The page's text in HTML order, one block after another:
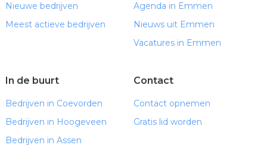
Nieuwe bedrijven
Meest actieve bedrijven
Agenda in Emmen
Nieuws uit Emmen
Vacatures in Emmen
In de buurt
Bedrijven in Coevorden
Bedrijven in Hoogeveen
Bedrijven in Assen
Contact
Contact opnemen
Gratis lid worden